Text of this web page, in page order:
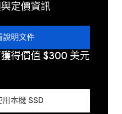
定價資訊
說明文件
得價值 $300 美元
用本機 SSD